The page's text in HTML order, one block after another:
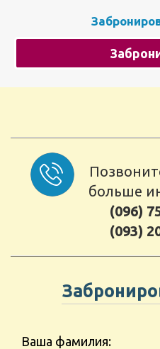
больше
(096)
(093)
Ваша фамилия: